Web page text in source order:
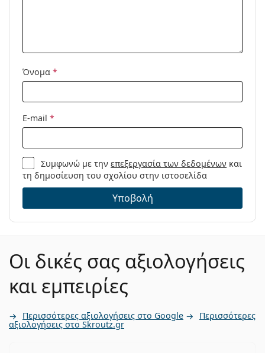
Όνομα *
E-mail *
Συμφωνώ με τηνεπεξεργασία των δεδομένων και
τη δημοσίευση του σχολίου στην ιστοσελίδα
Υποβολή
Οι δικές σας αξιολογήσεις
και εμπειρίες
Περισσότερες αξιολογήσεις στο Google Περισσότερες
αξιολογήσεις στο Skroutz.gr